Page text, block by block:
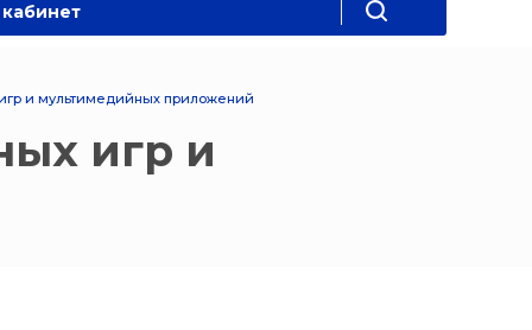
и мультимедийных приложений
игр и